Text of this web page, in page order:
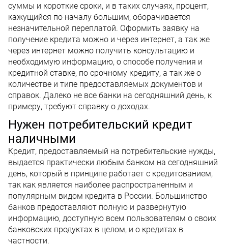
суммы и короткие сроки, и в таких случаях, процент,
кажущийся по началу большим, оборачивается
незначительной переплатой. Оформить заявку на
получение кредита можно и через интернет, а так же
через интернет можно получить консультацию и
необходимую информацию, о способе получения и
кредитной ставке, по срочному кредиту, а так же о
количестве и типе предоставляемых документов и
справок. Далеко не все банки на сегодняшний день, к
примеру, требуют справку о доходах.
Нужен потребительский кредит
наличными
Кредит, предоставляемый на потребительские нужды,
выдается практически любым банком на сегодняшний
день, который в принципе работает с кредитованием,
так как является наиболее распространенным и
популярным видом кредита в России. Большинство
банков предоставляют полную и развернутую
информацию, доступную всем пользователям о своих
банковских продуктах в целом, и о кредитах в
частности.